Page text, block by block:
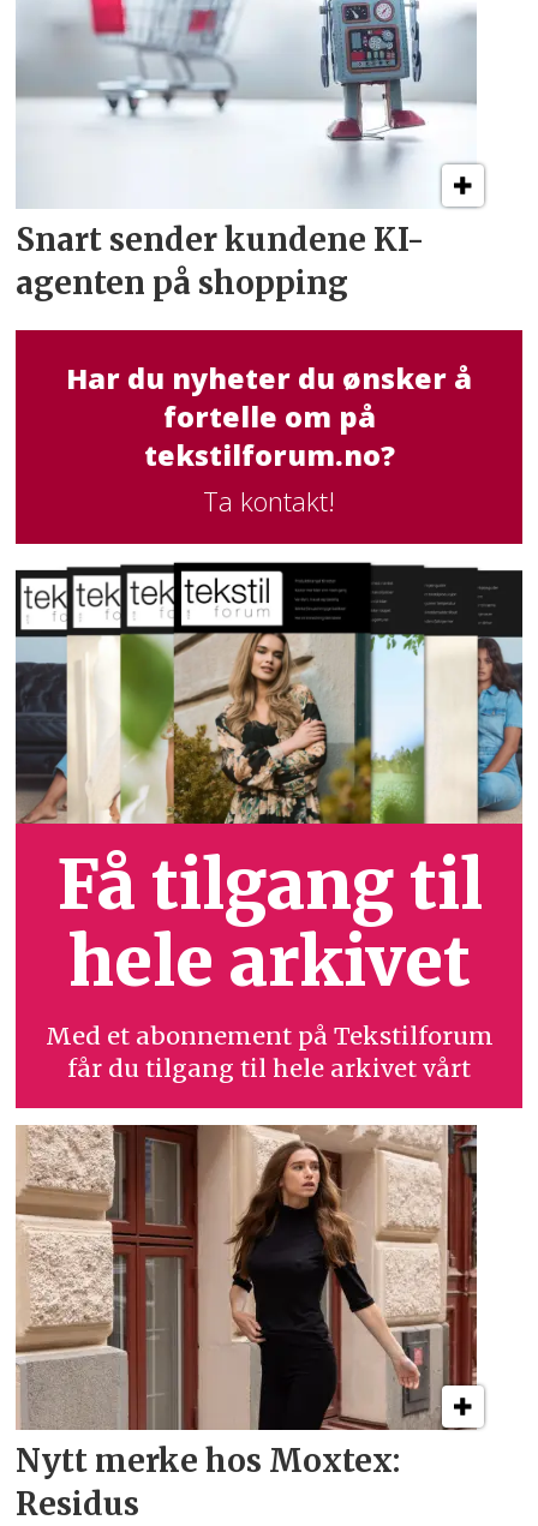
Snart sender kundene KI-
agenten på shopping
Har du nyheter du ønsker å
fortelle om på
tekstilforum.no?
Ta kontakt!
Få tilgang til
hele arkivet
Med et abonnement på Tekstilforum
får du tilgang til hele arkivet vårt
Nytt merke hos Moxtex:
Residus